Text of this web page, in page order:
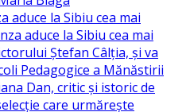
aduce la Sibiu cea mai